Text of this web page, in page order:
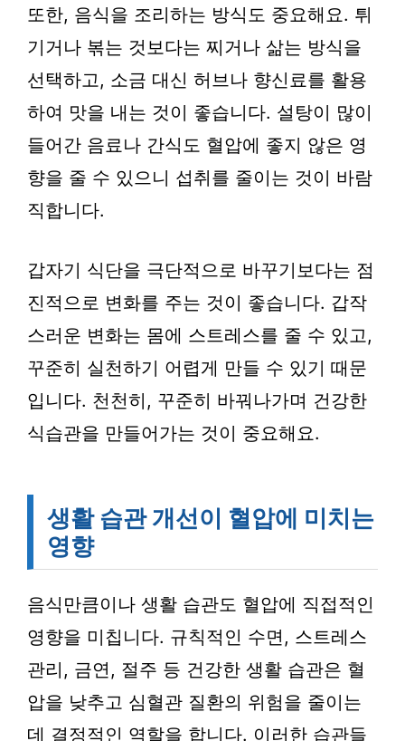
또한, 음식을 조리하는 방식도 중요해요. 튀
기거나 볶는 것보다는 찌거나 삶는 방식을
선택하고, 소금 대신 허브나 향신료를 활용
하여 맛을 내는 것이 좋습니다. 설탕이 많이
들어간 음료나 간식도 혈압에 좋지 않은 영
향을 줄 수 있으니 섭취를 줄이는 것이 바람
직합니다.
갑자기 식단을 극단적으로 바꾸기보다는 점
진적으로 변화를 주는 것이 좋습니다. 갑작
스러운 변화는 몸에 스트레스를 줄 수 있고,
꾸준히 실천하기 어렵게 만들 수 있기 때문
입니다. 천천히, 꾸준히 바꿔나가며 건강한
식습관을 만들어가는 것이 중요해요.
생활 습관 개선이 혈압에 미치는
영향
음식만큼이나 생활 습관도 혈압에 직접적인
영향을 미칩니다. 규칙적인 수면, 스트레스
관리, 금연, 절주 등 건강한 생활 습관은 혈
압을 낮추고 심혈관 질환의 위험을 줄이는
데 결정적인 역할을 합니다. 이러한 습관들